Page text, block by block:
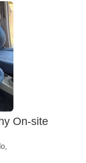
On-site